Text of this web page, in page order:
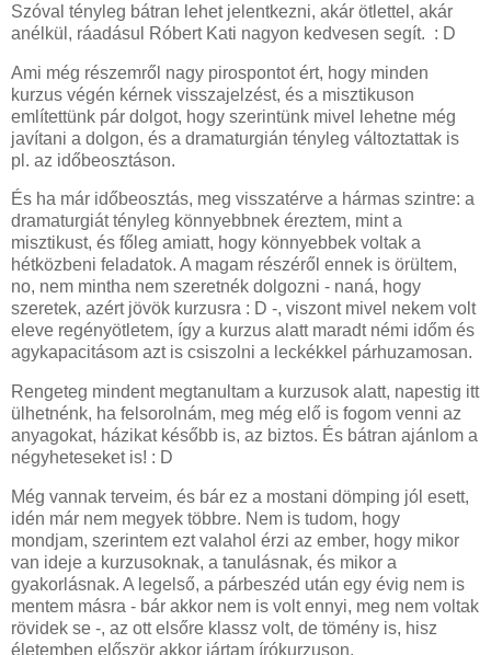
Szóval tényleg bátran lehet jelentkezni, akár ötlettel, akár
anélkül, ráadásul Róbert Kati nagyon kedvesen segít. : D
Ami még részemről nagy pirospontot ért, hogy minden
kurzus végén kérnek visszajelzést, és a misztikuson
említettünk pár dolgot, hogy szerintünk mivel lehetne még
javítani a dolgon, és a dramaturgián tényleg változtattak is
pl. az időbeosztáson.
És ha már időbeosztás, meg visszatérve a hármas szintre: a
dramaturgiát tényleg könnyebbnek éreztem, mint a
misztikust, és főleg amiatt, hogy könnyebbek voltak a
hétközbeni feladatok. A magam részéről ennek is örültem,
no, nem mintha nem szeretnék dolgozni - naná, hogy
szeretek, azért jövök kurzusra : D -, viszont mivel nekem volt
eleve regényötletem, így a kurzus alatt maradt némi időm és
agykapacitásom azt is csiszolni a leckékkel párhuzamosan.
Rengeteg mindent megtanultam a kurzusok alatt, napestig itt
ülhetnénk, ha felsorolnám, meg még elő is fogom venni az
anyagokat, házikat később is, az biztos. És bátran ajánlom a
négyheteseket is! : D
Még vannak terveim, és bár ez a mostani dömping jól esett,
idén már nem megyek többre. Nem is tudom, hogy
mondjam, szerintem ezt valahol érzi az ember, hogy mikor
van ideje a kurzusoknak, a tanulásnak, és mikor a
gyakorlásnak. A legelső, a párbeszéd után egy évig nem is
mentem másra - bár akkor nem is volt ennyi, meg nem voltak
rövidek se -, az ott elsőre klassz volt, de tömény is, hisz
életemben először akkor jártam írókurzuson.